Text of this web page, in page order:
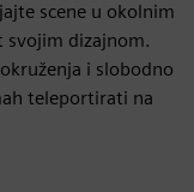
scene u okolnim
svojim dizajnom.
i slobodno
teleportirati na